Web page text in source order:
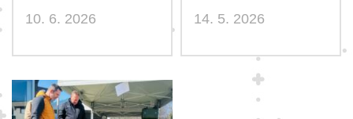
10. 6. 2026 14. 5. 2026